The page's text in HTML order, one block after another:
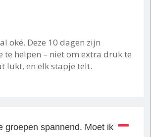
oké. Deze 10 dagen zijn
te helpen – niet om extra druk te
lukt, en elk stapje telt.
groepen spannend. Moet ik